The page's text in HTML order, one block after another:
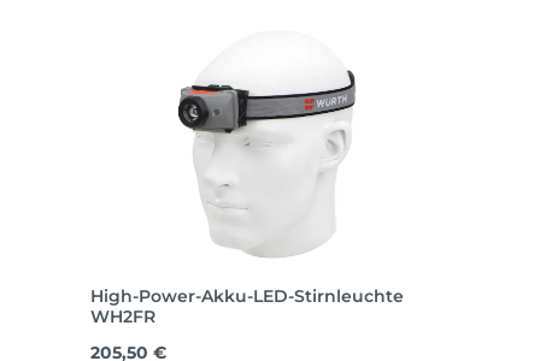
High-Power-Akku-LED-Stirnleuchte
WH2FR
Regulärer Preis:
205,50 €